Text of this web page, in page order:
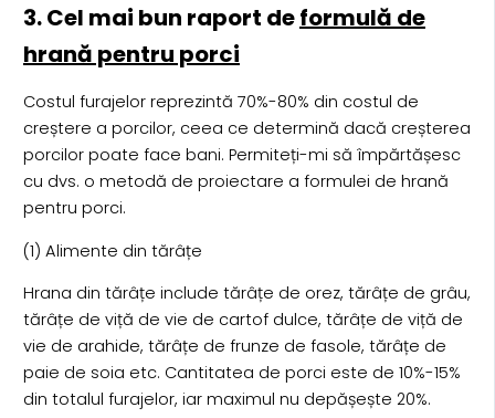
3. Cel mai bun raport deformulă de
hrană pentru porci
Costul furajelor reprezintă 70%-80% din costul de
creștere a porcilor, ceea ce determină dacă creșterea
porcilor poate face bani. Permiteți-mi să împărtășesc
cu dvs. o metodă de proiectare a formulei de hrană
pentru porci.
(1) Alimente din tărâțe
Hrana din tărâțe include tărâțe de orez, tărâțe de grâu,
tărâțe de viță de vie de cartof dulce, tărâțe de viță de
vie de arahide, tărâțe de frunze de fasole, tărâțe de
paie de soia etc. Cantitatea de porci este de 10%-15%
din totalul furajelor, iar maximul nu depășește 20%.